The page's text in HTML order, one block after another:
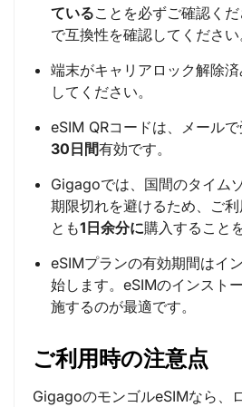
ていることを必ずご確認く
で互換性を確認してください
端末がキャリアロック解除
してください。
eSIM QRコードは、メール
30日間有効です。
Gigagoでは、国間のタイム
期限切れを避けるため、ご利
とも1日余分に購入すること
eSIMプランの有効期間はイ
始します。eSIMのインスト
施するのが最適です。
ご利用時の注意点
GigagoのモンゴルeSIMなら、